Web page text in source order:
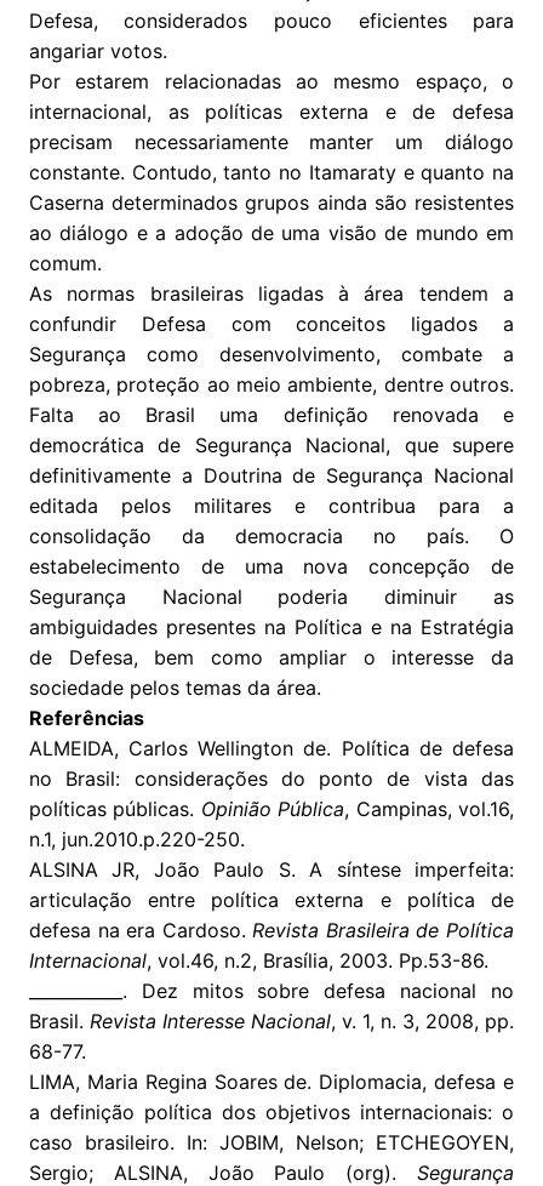
Defesa, considerados pouco eficientes para
angariar votos.
Por estarem relacionadas ao mesmo espaço, o
internacional, as políticas externa e de defesa
precisam necessariamente manter um diálogo
constante. Contudo, tanto no Itamaraty e quanto na
Caserna determinados grupos ainda são resistentes
ao diálogo e a adoção de uma visão de mundo em
comum.
As normas brasileiras ligadas à área tendem a
confundir Defesa com conceitos ligados a
Segurança como desenvolvimento, combate a
pobreza, proteção ao meio ambiente, dentre outros.
Falta ao Brasil uma definição renovada e
democrática de Segurança Nacional, que supere
definitivamente a Doutrina de Segurança Nacional
editada pelos militares e contribua para a
consolidação da democracia no país. O
estabelecimento de uma nova concepção de
Segurança Nacional poderia diminuir as
ambiguidades presentes na Política e na Estratégia
de Defesa, bem como ampliar o interesse da
sociedade pelos temas da área.
Referências
ALMEIDA, Carlos Wellington de. Política de defesa
no Brasil: considerações do ponto de vista das
políticas públicas. Opinião Pública, Campinas, vol.16,
n.1, jun.2010.p.220-250.
ALSINA JR, João Paulo S. A síntese imperfeita:
articulação entre política externa e política de
defesa na era Cardoso. Revista Brasileira de Política
Internacional, vol.46, n.2, Brasília, 2003. Pp.53-86.
___________. Dez mitos sobre defesa nacional no
Brasil. Revista Interesse Nacional, v. 1, n. 3, 2008, pp.
68-77.
LIMA, Maria Regina Soares de. Diplomacia, defesa e
a definição política dos objetivos internacionais: o
caso brasileiro. In: JOBIM, Nelson; ETCHEGOYEN,
Sergio; ALSINA, João Paulo (org).Segurança